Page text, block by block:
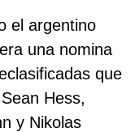
el argentino
una nomina
que
Hess,
y Nikolas